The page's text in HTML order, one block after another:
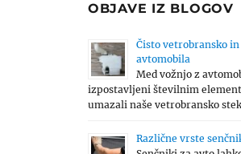
OBJAVE IZ BLOGOV
Čisto vetrobransko
avtomobila
Med vožnjo z
izpostavljeni številnim
umazali naše vetrobransko
Različne vrste